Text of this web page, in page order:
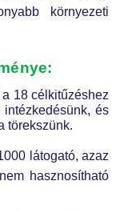
környezeti
18 célkitűzéshez
intézkedésünk, és
törekszünk.
látogató, azaz
hasznosítható